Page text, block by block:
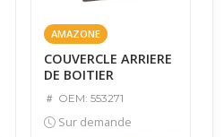
AMAZONE
COUVERCLE ARRIERE
DE BOITIER
OEM: 553271
Sur demande